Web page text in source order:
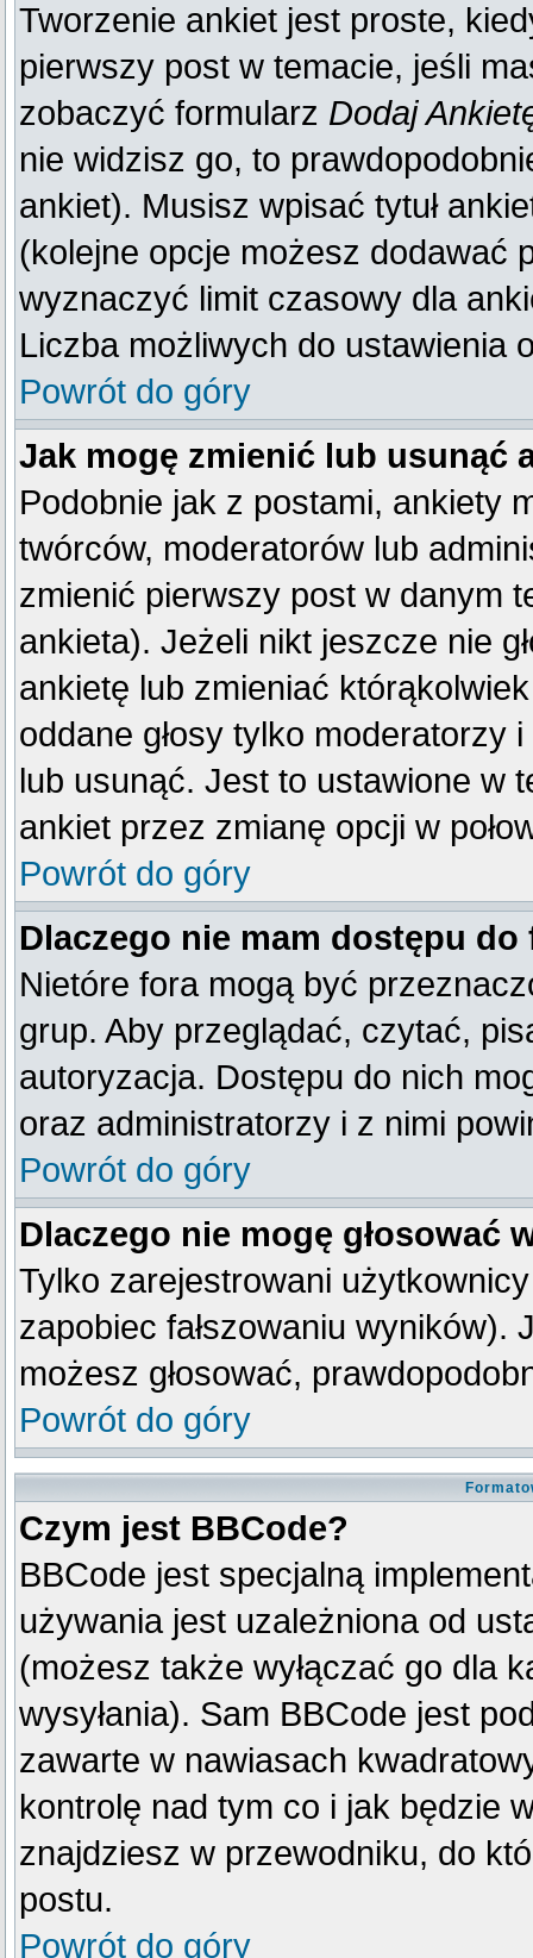
Tworzenie ankiet jest proste,
pierwszy post w temacie, jeśli
zobaczyć formularz Dodaj
nie widzisz go, to
ankiet). Musisz wpisać tytuł
(kolejne opcje możesz dodawać
wyznaczyć limit czasowy dla
Liczba możliwych do ustawienia
Powrót do góry
Jak mogę zmienić lub usunąć
Podobnie jak z postami, ankiety
twórców, moderatorów lub
zmienić pierwszy post w danym
ankieta). Jeżeli nikt jeszcze nie
ankietę lub zmieniać
oddane głosy tylko moderatorzy
lub usunąć. Jest to ustawione w
ankiet przez zmianę opcji w
Powrót do góry
Dlaczego nie mam dostępu do
Nietóre fora mogą być
grup. Aby przeglądać, czytać,
autoryzacja. Dostępu do nich
oraz administratorzy i z nimi
Powrót do góry
Dlaczego nie mogę głosować
Tylko zarejestrowani
zapobiec fałszowaniu wyników).
możesz głosować,
Powrót do góry
Czym jest BBCode?
BBCode jest specjalną
używania jest uzależniona od
(możesz także wyłączać go dla
wysyłania). Sam BBCode jest
zawarte w nawiasach
kontrolę nad tym co i jak będzie
znajdziesz w przewodniku, do
postu.
Powrót do góry